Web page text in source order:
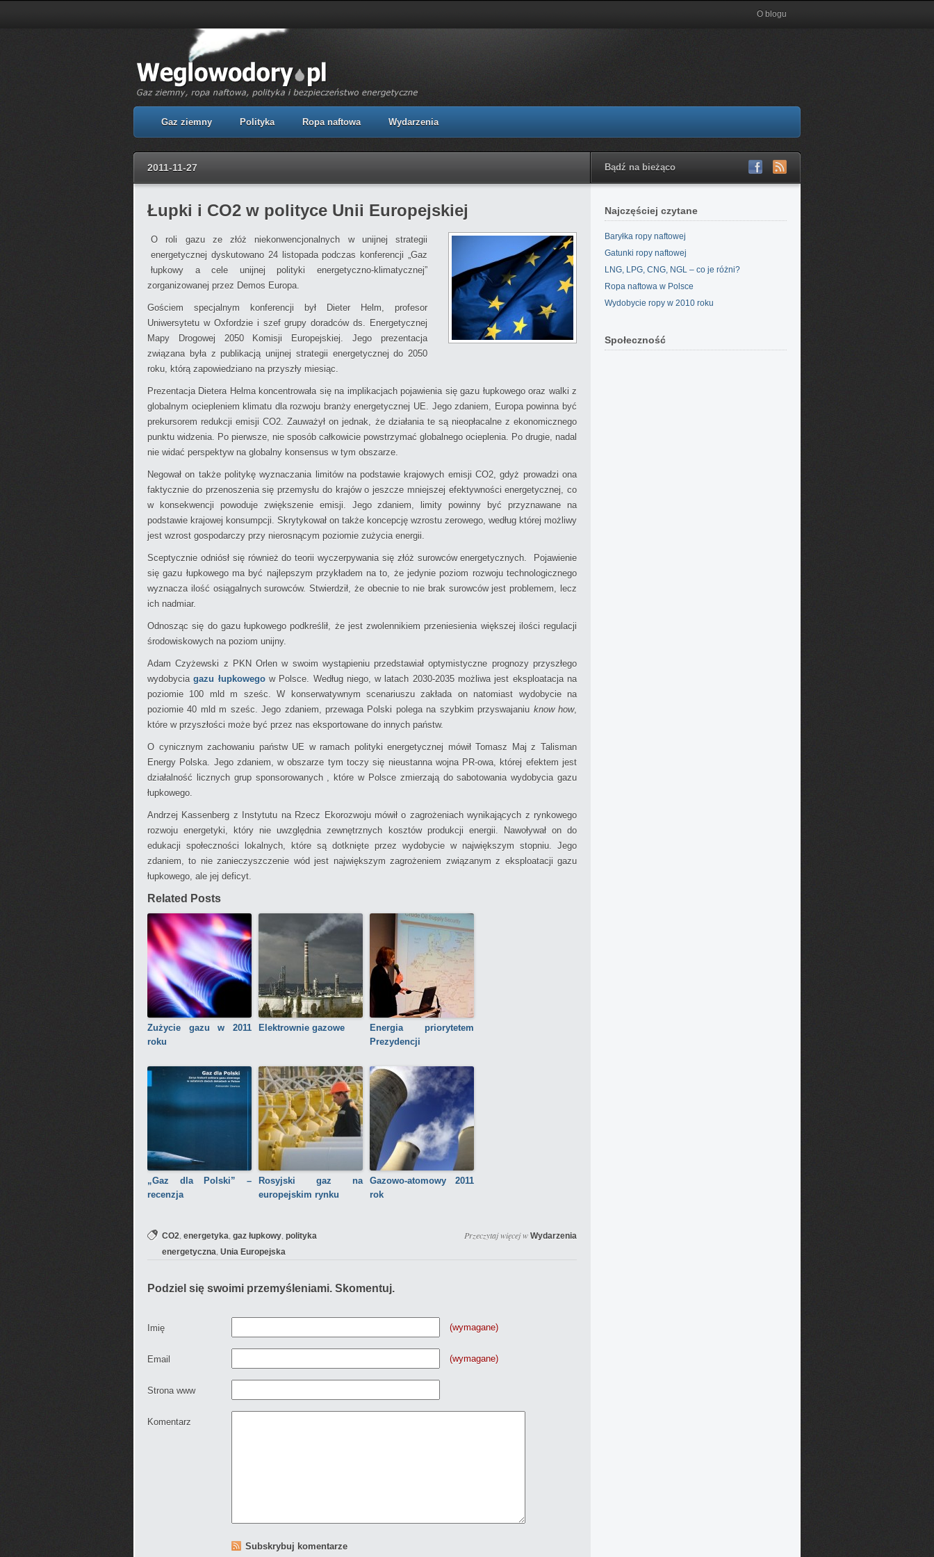
O blogu
Gaz ziemny Polityka Ropa naftowa Wydarzenia
2011-11-27 Bądź na bieżąco
Łupki i CO2 w polityce Unii Europejskiej
O roli gazu ze złóż niekonwencjonalnych w unijnej strategii
energetycznej dyskutowano 24 listopada podczas konferencji „Gaz
łupkowy a cele unijnej polityki energetyczno-klimatycznej”
zorganizowanej przez Demos Europa.
Gościem specjalnym konferencji był Dieter Helm, profesor
Uniwersytetu w Oxfordzie i szef grupy doradców ds. Energetycznej
Mapy Drogowej 2050 Komisji Europejskiej. Jego prezentacja
związana była z publikacją unijnej strategii energetycznej do 2050
roku, którą zapowiedziano na przyszły miesiąc.
Prezentacja Dietera Helma koncentrowała się na implikacjach pojawienia się gazu łupkowego oraz walki z
globalnym ociepleniem klimatu dla rozwoju branży energetycznej UE. Jego zdaniem, Europa powinna być
prekursorem redukcji emisji CO2. Zauważył on jednak, że działania te są nieopłacalne z ekonomicznego
punktu widzenia. Po pierwsze, nie sposób całkowicie powstrzymać globalnego ocieplenia. Po drugie, nadal
nie widać perspektyw na globalny konsensus w tym obszarze.
Negował on także politykę wyznaczania limitów na podstawie krajowych emisji CO2, gdyż prowadzi ona
faktycznie do przenoszenia się przemysłu do krajów o jeszcze mniejszej efektywności energetycznej, co
w konsekwencji powoduje zwiększenie emisji. Jego zdaniem, limity powinny być przyznawane na
podstawie krajowej konsumpcji. Skrytykował on także koncepcję wzrostu zerowego, według której możliwy
jest wzrost gospodarczy przy nierosnącym poziomie zużycia energii.
Sceptycznie odniósł się również do teorii wyczerpywania się złóż surowców energetycznych. Pojawienie
się gazu łupkowego ma być najlepszym przykładem na to, że jedynie poziom rozwoju technologicznego
wyznacza ilość osiągalnych surowców. Stwierdził, że obecnie to nie brak surowców jest problemem, lecz
ich nadmiar.
Odnosząc się do gazu łupkowego podkreślił, że jest zwolennikiem przeniesienia większej ilości regulacji
środowiskowych na poziom unijny.
Adam Czyżewski z PKN Orlen w swoim wystąpieniu przedstawiał optymistyczne prognozy przyszłego
wydobyciagazu łupkowegow Polsce. Według niego, w latach 2030-2035 możliwa jest eksploatacja na
poziomie 100 mld m sześc. W konserwatywnym scenariuszu zakłada on natomiast wydobycie na
poziomie 40 mld m sześc. Jego zdaniem, przewaga Polski polega na szybkim przyswajaniu know how,
które w przyszłości może być przez nas eksportowane do innych państw.
O cynicznym zachowaniu państw UE w ramach polityki energetycznej mówił Tomasz Maj z Talisman
Energy Polska. Jego zdaniem, w obszarze tym toczy się nieustanna wojna PR-owa, której efektem jest
działalność licznych grup sponsorowanych , które w Polsce zmierzają do sabotowania wydobycia gazu
łupkowego.
Andrzej Kassenberg z Instytutu na Rzecz Ekorozwoju mówił o zagrożeniach wynikających z rynkowego
rozwoju energetyki, który nie uwzględnia zewnętrznych kosztów produkcji energii. Nawoływał on do
edukacji społeczności lokalnych, które są dotknięte przez wydobycie w największym stopniu. Jego
zdaniem, to nie zanieczyszczenie wód jest największym zagrożeniem związanym z eksploatacji gazu
łupkowego, ale jej deficyt.
Related Posts
Zużycie gazu w 2011
roku
Elektrownie gazowe
Energia priorytetem
Prezydencji
„Gaz dla Polski” –
recenzja
Rosyjski gaz na
europejskim rynku
Gazowo-atomowy 2011
rok
Przeczytaj więcej w Wydarzenia
CO2 energetyka gaz łupkowy polityka
energetyczna Unia Europejska
Podziel się swoimi przemyśleniami. Skomentuj.
Imię (wymagane)
Email (wymagane)
Strona www
Komentarz
Subskrybuj komentarze
Najczęściej czytane
Baryłka ropy naftowej
Gatunki ropy naftowej
LNG, LPG, CNG, NGL – co je różni?
Ropa naftowa w Polsce
Wydobycie ropy w 2010 roku
Społeczność